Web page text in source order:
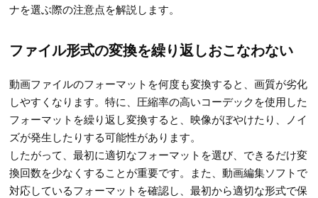
ナを選ぶ際の注意点を解説します。
ファイル形式の変換を繰り返しおこなわない
動画ファイルのフォーマットを何度も変換すると、画質が劣化
しやすくなります。特に、圧縮率の高いコーデックを使用した
フォーマットを繰り返し変換すると、映像がぼやけたり、ノイ
ズが発生したりする可能性があります。
したがって、最初に適切なフォーマットを選び、できるだけ変
換回数を少なくすることが重要です。また、動画編集ソフトで
対応しているフォーマットを確認し、最初から適切な形式で保